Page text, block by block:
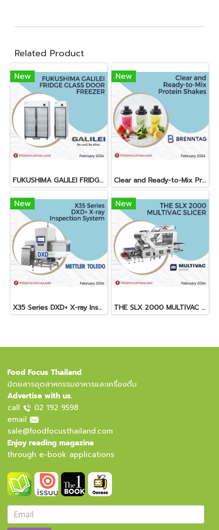
Related Product
New
FUKUSHIMA GALILEI FRIDGE GLASS DOOR FREEZER
New
Clear and Ready-to-Mix Protein Shakes
New
X35 Series DXD+ X-ray Inspection System
New
THE SLX 2000 MULTIVAC SLICER
Food Focus Thailand
นิตยสารอุตสาหกรรมอาหารและเครื่องดื่ม
Advertise with us.
call
02 192 9598
email
sale@foodfocusthailand.com
Enjoy reading magazine
through e-book applications